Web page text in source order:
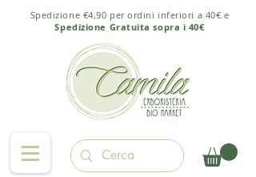
Spedizione €4,90 per ordini inferiori a 40€ e
Spedizione Gratuita sopra i 40€